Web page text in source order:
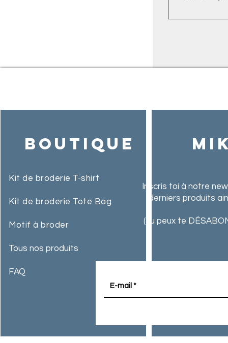
Boutique
Kit de broderie T-shirt
Kit de broderie Tote Bag
Motif à broder
Tous nos produits
FAQ
Inscris toi à notre
derniers produits
(Tu peux te